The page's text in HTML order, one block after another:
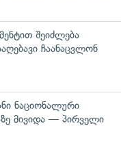
შეიძლება
ჩაანაცვლონ
ნაციონალური
მივიდა — პირველი